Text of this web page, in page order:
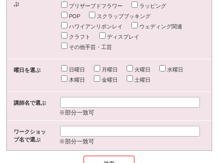
ぶ
プリザーブドフラワー
ラッピング
POP
スクラップブッキング
ハワイアンリボンレイ
ウェディング関連
クラフト
ディスプレイ
その他手芸・工芸
曜日を選ぶ 日曜日 月曜日 火曜日
水曜日
木曜日
金曜日 土曜日
講師名で選ぶ
※部分一致可
ワークショッ
プ名で選ぶ
※部分一致可